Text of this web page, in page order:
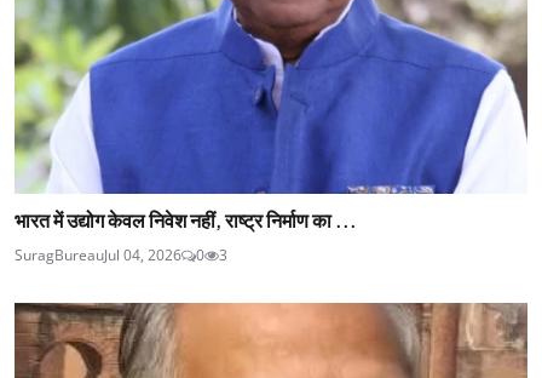
भारत में उद्योग केवल निवेश नहीं, राष्ट्र निर्माण का ...
SuragBureauJul 04, 2026 0 3